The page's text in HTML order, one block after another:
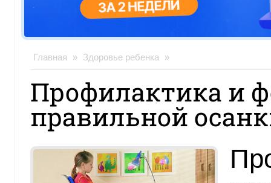
Главная » Здоровье ребенка »
Профилактика и
правильной